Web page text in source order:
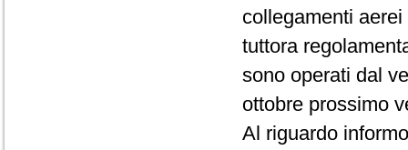
collegamenti
tuttora
sono operati dal
ottobre prossimo
Al riguardo